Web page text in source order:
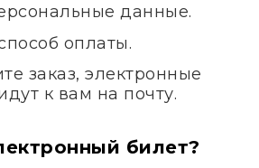
данные.
оплаты.
заказ, электронные
к вам на почту.
билет?